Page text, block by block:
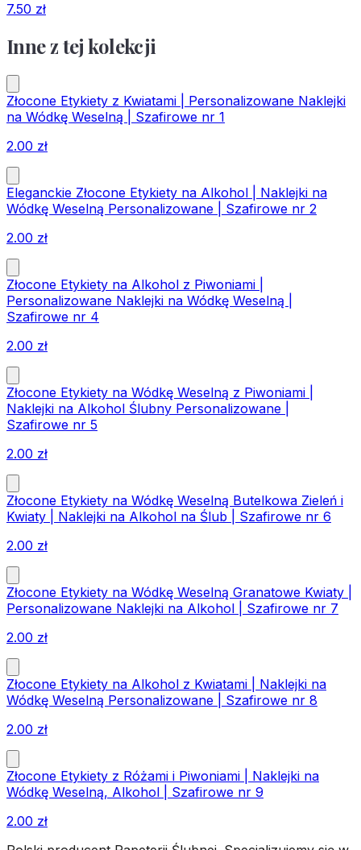
7.50 zł
Inne z tej kolekcji
Złocone Etykiety z Kwiatami | Personalizowane Naklejki
na Wódkę Weselną | Szafirowe nr 1
2.00 zł
Eleganckie Złocone Etykiety na Alkohol | Naklejki na
Wódkę Weselną Personalizowane | Szafirowe nr 2
2.00 zł
Złocone Etykiety na Alkohol z Piwoniami |
Personalizowane Naklejki na Wódkę Weselną |
Szafirowe nr 4
2.00 zł
Złocone Etykiety na Wódkę Weselną z Piwoniami |
Naklejki na Alkohol Ślubny Personalizowane |
Szafirowe nr 5
2.00 zł
Złocone Etykiety na Wódkę Weselną Butelkowa Zieleń i
Kwiaty | Naklejki na Alkohol na Ślub | Szafirowe nr 6
2.00 zł
Złocone Etykiety na Wódkę Weselną Granatowe Kwiaty |
Personalizowane Naklejki na Alkohol | Szafirowe nr 7
2.00 zł
Złocone Etykiety na Alkohol z Kwiatami | Naklejki na
Wódkę Weselną Personalizowane | Szafirowe nr 8
2.00 zł
Złocone Etykiety z Różami i Piwoniami | Naklejki na
Wódkę Weselną, Alkohol | Szafirowe nr 9
2.00 zł